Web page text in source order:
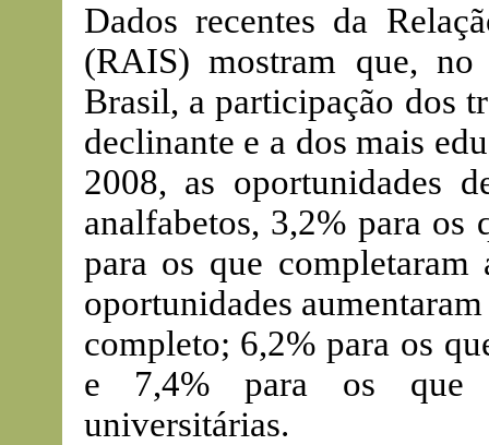
Dados recentes da
(RAIS) mostram que,
Brasil, a participação dos
declinante e a dos mais
2008, as oportunidades
analfabetos, 3,2% para os
para os que
oportunidades
completo; 6,2% para os
e 7,4% para os que
universitárias.